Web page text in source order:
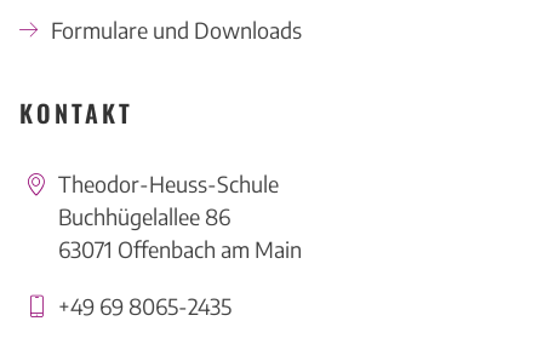
Formulare und Downloads
KONTAKT
Theodor-Heuss-Schule
Buchhügelallee 86
63071 Offenbach am Main
+49 69 8065-2435